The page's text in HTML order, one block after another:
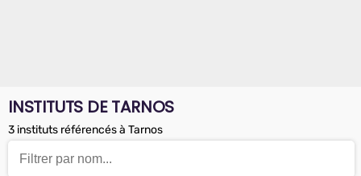
INSTITUTS DE TARNOS
3 instituts référencés à Tarnos